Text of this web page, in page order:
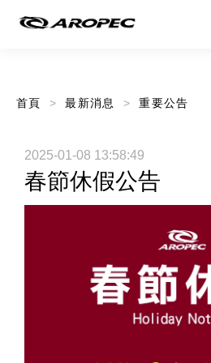
首頁 最新消息 重要公告
2025-01-08 13:58:49
春節休假公告